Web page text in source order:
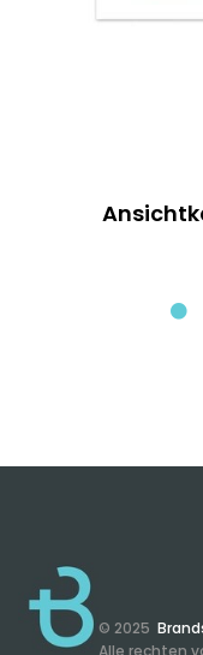
© 2025
Alle rechten